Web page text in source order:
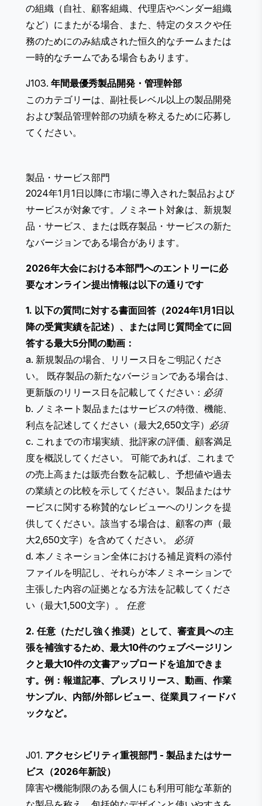
の組織（自社、顧客組織、代理店やベンダー組織
など）にまたがる場合、また、特定のタスクや任
務のためにのみ結成された恒久的なチームまたは
一時的なチームである場合もあります。
J103. 年間最優秀製品開発・管理幹部
このカテゴリーは、副社長レベル以上の製品開発
および製品管理幹部の功績を称えるために応募し
てください。
製品・サービス部門
2024年1月1日以降に市場に導入された製品および
サービスが対象です。ノミネート対象は、新規製
品・サービス、または既存製品・サービスの新た
なバージョンである場合があります。
2026年大会における本部門へのエントリーに必
要なオンライン提出情報は以下の通りです
1. 以下の質問に対する書面回答（2024年1月1日以
降の受賞実績を記述）、または同じ質問全てに回
答する最大5分間の動画：
a. 新規製品の場合、リリース日をご明記くださ
い。 既存製品の新たなバージョンである場合は、
更新版のリリース日を記載してください： 必須
b. ノミネート製品またはサービスの特徴、機能、
利点を記述してください（最大2,650文字） 必須
c. これまでの市場実績、批評家の評価、顧客満足
度を概説してください。 可能であれば、これまで
の売上高または販売台数を記載し、予想値や過去
の業績との比較を示してください。製品またはサ
ービスに関する称賛的なレビューへのリンクを提
供してください。該当する場合は、顧客の声（最
大2,650文字）を含めてください。 必須
d. 本ノミネーション全体における補足資料の添付
ファイルを明記し、それらが本ノミネーションで
主張した内容の証拠となる方法を記載してくださ
い（最大1,500文字）。 任意
2. 任意（ただし強く推奨）として、審査員への主
張を補強するため、最大10件のウェブページリン
クと最大10件の文書アップロードを追加できま
す。例：報道記事、プレスリリース、動画、作業
サンプル、内部/外部レビュー、従業員フィードバ
ックなど。
J01. アクセシビリティ重視部門 - 製品またはサー
ビス（2026年新設）
障害や機能制限のある個人にも利用可能な革新的